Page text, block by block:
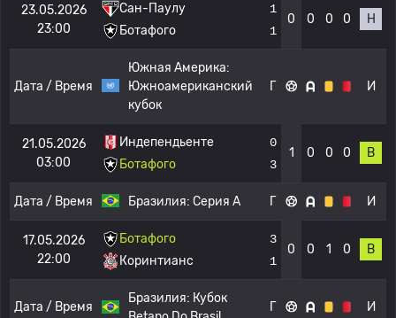
23.05.2026
23:00
Сан-Паулу
Ботафого
1
1
0 0 0 0 Н
Дата / Время
Южная Америка:
Южноамериканский
кубок
Г И
21.05.2026
03:00
Индепендьенте
Ботафого
0
3
1 0 0 0 В
Дата / Время Бразилия: Серия А Г И
17.05.2026
22:00
Ботафого
Коринтианс
3
1
0 0 1 0 В
Дата / Время
Бразилия: Кубок
Г И